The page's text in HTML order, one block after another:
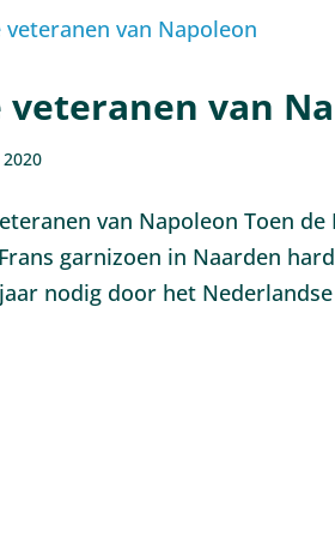
veteranen van
2020
van Napoleon Toen
garnizoen in Naarden
nodig door het